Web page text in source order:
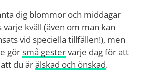
dig blommor och middagar
varje kväll (även om man kan
vid speciella tillfällen!), men
gör små gestervarje dag för att
du ärälskad och önskad.